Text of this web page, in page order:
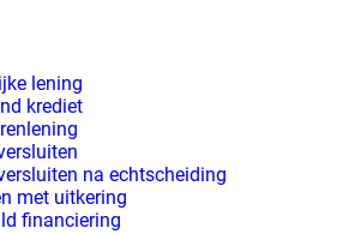
lening
krediet
na echtscheiding
met uitkering
financiering